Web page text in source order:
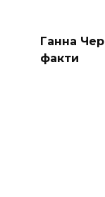
Ганна
факти